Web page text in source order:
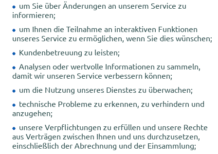
um Sie über Änderungen an unserem Service zu
informieren;
um Ihnen die Teilnahme an interaktiven Funktionen
unseres Service zu ermöglichen, wenn Sie dies wünschen;
Kundenbetreuung zu leisten;
Analysen oder wertvolle Informationen zu sammeln,
damit wir unseren Service verbessern können;
um die Nutzung unseres Dienstes zu überwachen;
technische Probleme zu erkennen, zu verhindern und
anzugehen;
unsere Verpflichtungen zu erfüllen und unsere Rechte
aus Verträgen zwischen Ihnen und uns durchzusetzen,
einschließlich der Abrechnung und der Einsammlung;